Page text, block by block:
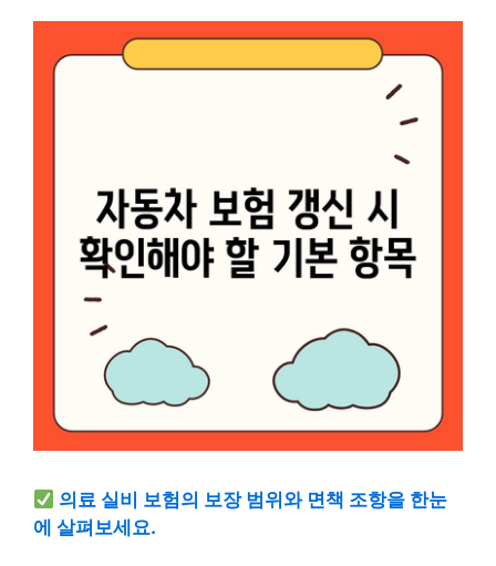
의료 실비 보험의 보장 범위와 면책 조항을 한눈
에 살펴보세요.